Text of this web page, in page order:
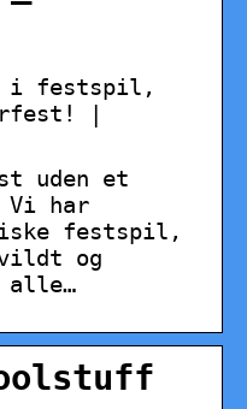
i festspil,
|
uden et
Vi har
festspil,
vildt og
alle…